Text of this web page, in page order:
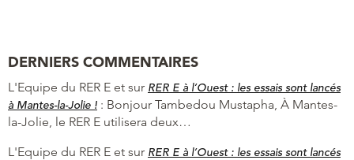
DERNIERS COMMENTAIRES
L'Equipe du RER E et sur RER E à l’Ouest : les essais sont lancés
à Mantes-la-Jolie ! : Bonjour Tambedou Mustapha, À Mantes-
la-Jolie, le RER E utilisera deux…
L'Equipe du RER E et sur RER E à l’Ouest : les essais sont lancés